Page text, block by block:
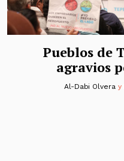
Pueblos de
agravios
Al-Dabi Olvera y